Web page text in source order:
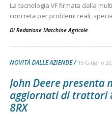
La tecnologia VF firmata dalla
concreta per problemi reali,
Di Redazione Macchine Agricole
NOVITÀ DALLE AZIENDE 15 Giugno
John Deere presenta
aggiornati di trattori
8RX